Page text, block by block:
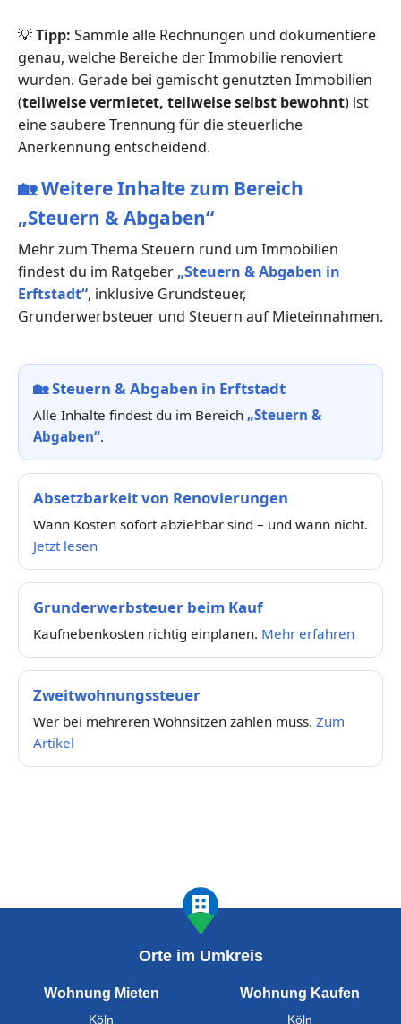
💡Tipp: Sammle alle Rechnungen und dokumentiere
genau, welche Bereiche der Immobilie renoviert
wurden. Gerade bei gemischt genutzten Immobilien
(teilweise vermietet, teilweise selbst bewohnt) ist
eine saubere Trennung für die steuerliche
Anerkennung entscheidend.
🏡Weitere Inhalte zum Bereich
„Steuern & Abgaben“
Mehr zum Thema Steuern rund um Immobilien
findest du im Ratgeber „Steuern & Abgaben in
Erftstadt“, inklusive Grundsteuer,
Grunderwerbsteuer und Steuern auf Mieteinnahmen.
🏡Steuern & Abgaben in Erftstadt
Alle Inhalte findest du im Bereich „Steuern &
Abgaben“.
Absetzbarkeit von Renovierungen
Wann Kosten sofort abziehbar sind – und wann nicht.
Jetzt lesen
Grunderwerbsteuer beim Kauf
Kaufnebenkosten richtig einplanen. Mehr erfahren
Zweitwohnungssteuer
Wer bei mehreren Wohnsitzen zahlen muss. Zum
Artikel
Orte im Umkreis
Wohnung Mieten
Köln
Wohnung Kaufen
Köln